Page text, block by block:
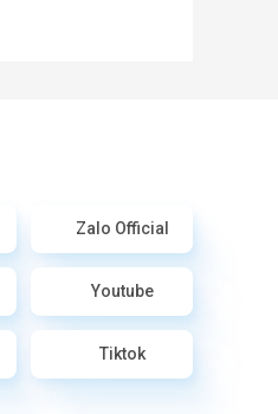
Zalo Official
Youtube
Tiktok